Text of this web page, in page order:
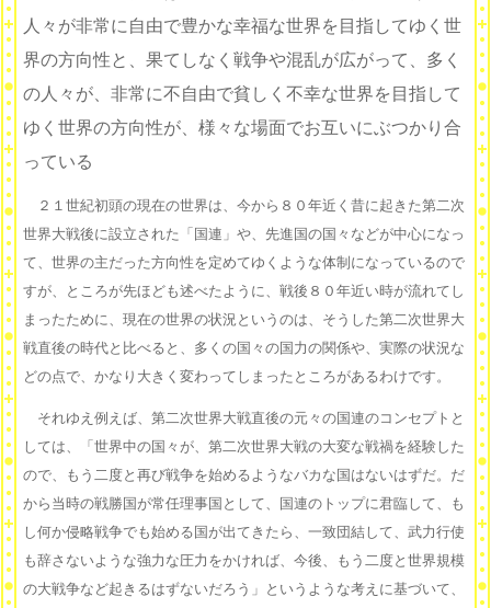
人々が非常に自由で豊かな幸福な世界を目指してゆく世
界の方向性と、果てしなく戦争や混乱が広がって、多く
の人々が、非常に不自由で貧しく不幸な世界を目指して
ゆく世界の方向性が、様々な場面でお互いにぶつかり合
っている
２１世紀初頭の現在の世界は、今から８０年近く昔に起きた第二次
世界大戦後に設立された「国連」や、先進国の国々などが中心になっ
て、世界の主だった方向性を定めてゆくような体制になっているので
すが、ところが先ほども述べたように、戦後８０年近い時が流れてし
まったために、現在の世界の状況というのは、そうした第二次世界大
戦直後の時代と比べると、多くの国々の国力の関係や、実際の状況な
どの点で、かなり大きく変わってしまったところがあるわけです。
それゆえ例えば、第二次世界大戦直後の元々の国連のコンセプトと
しては、「世界中の国々が、第二次世界大戦の大変な戦禍を経験した
ので、もう二度と再び戦争を始めるようなバカな国はないはずだ。だ
から当時の戦勝国が常任理事国として、国連のトップに君臨して、も
し何か侵略戦争でも始める国が出てきたら、一致団結して、武力行使
も辞さないような強力な圧力をかければ、今後、もう二度と世界規模
の大戦争など起きるはずないだろう」というような考えに基づいて、